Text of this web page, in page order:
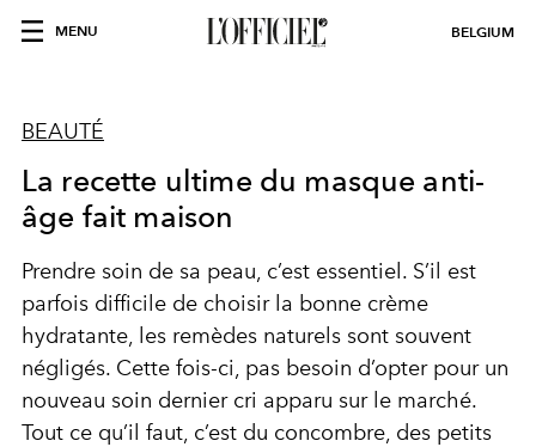
MENU BELGIUM
BEAUTÉ
La recette ultime du masque anti-
âge fait maison
Prendre soin de sa peau, c’est essentiel. S’il est
parfois difficile de choisir la bonne crème
hydratante, les remèdes naturels sont souvent
négligés. Cette fois-ci, pas besoin d’opter pour un
nouveau soin dernier cri apparu sur le marché.
Tout ce qu’il faut, c’est du concombre, des petits